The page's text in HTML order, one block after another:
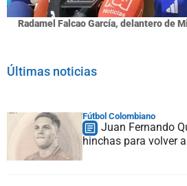
Radamel Falcao García, delantero de
Últimas noticias
Fútbol Colombiano
Juan Fernando
hinchas para volver